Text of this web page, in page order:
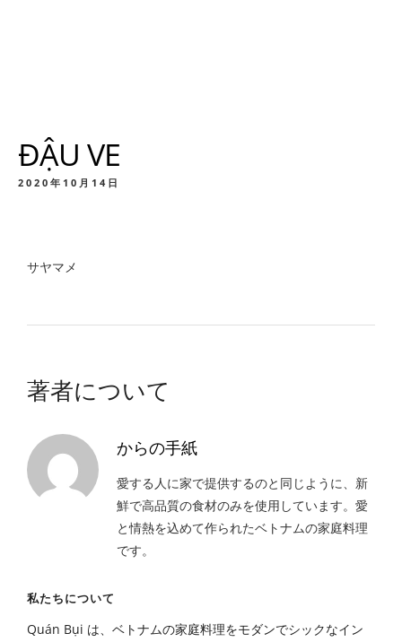
ĐẬU VE
2020年10月14日
サヤマメ
著者について
からの手紙
愛する人に家で提供するのと同じように、新
鮮で高品質の食材のみを使用しています。愛
と情熱を込めて作られたベトナムの家庭料理
です。
私たちについて
Quán Bụi は、ベトナムの家庭料理をモダンでシックなイン